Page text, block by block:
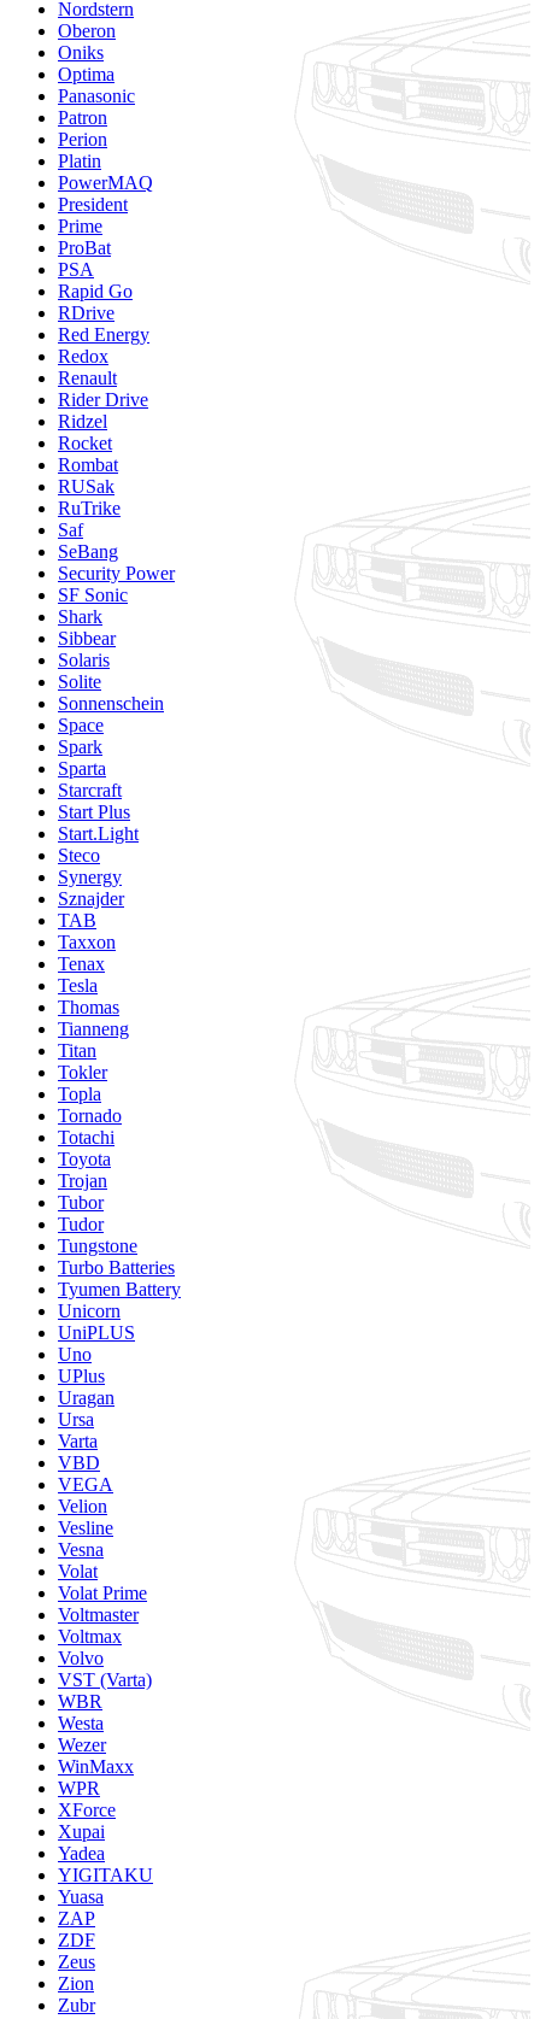
Nordstern
Oberon
Oniks
Optima
Panasonic
Patron
Perion
Platin
PowerMAQ
President
Prime
ProBat
PSA
Rapid Go
RDrive
Red Energy
Redox
Renault
Rider Drive
Ridzel
Rocket
Rombat
RUSak
RuTrike
Saf
SeBang
Security Power
SF Sonic
Shark
Sibbear
Solaris
Solite
Sonnenschein
Space
Spark
Sparta
Starcraft
Start Plus
Start.Light
Steco
Synergy
Sznajder
TAB
Taxxon
Tenax
Tesla
Thomas
Tianneng
Titan
Tokler
Topla
Tornado
Totachi
Toyota
Trojan
Tubor
Tudor
Tungstone
Turbo Batteries
Tyumen Battery
Unicorn
UniPLUS
Uno
UPlus
Uragan
Ursa
Varta
VBD
VEGA
Velion
Vesline
Vesna
Volat
Volat Prime
Voltmaster
Voltmax
Volvo
VST (Varta)
WBR
Westa
Wezer
WinMaxx
WPR
XForce
Xupai
Yadea
YIGITAKU
Yuasa
ZAP
ZDF
Zeus
Zion
Zubr